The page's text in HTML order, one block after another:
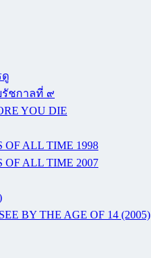
ดู
ชกาลที่ ๙
YOU DIE
OF ALL TIME 1998
OF ALL TIME 2007
BY THE AGE OF 14 (2005)